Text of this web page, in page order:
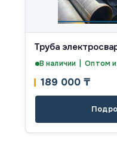
Труба
В наличии | Оптом
189 000 ₸